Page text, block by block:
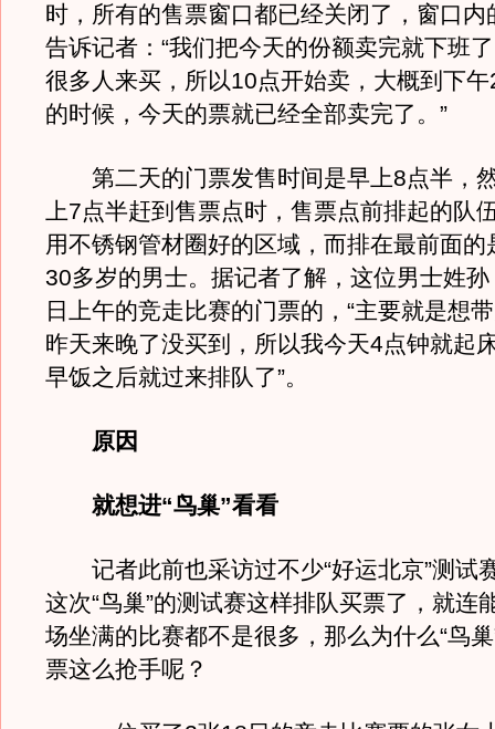
时，所有的售票窗口都已经关闭了，窗口内
告诉记者：“我们把今天的份额卖完就下班
很多人来买，所以10点开始卖，大概到下
的时候，今天的票就已经全部卖完了。”
第二天的门票发售时间是早上8点半，
上7点半赶到售票点时，售票点前排起的队
用不锈钢管材圈好的区域，而排在最前面的
30多岁的男士。据记者了解，这位男士姓
日上午的竞走比赛的门票的，“主要就是想
昨天来晚了没买到，所以我今天4点钟就起
早饭之后就过来排队了”。
原因
就想进“鸟巢”看看
记者此前也采访过不少“好运北京”测试
这次“鸟巢”的测试赛这样排队买票了，就连
场坐满的比赛都不是很多，那么为什么“鸟
票这么抢手呢？